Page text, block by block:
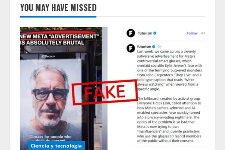
YOU MAY HAVE MISSED
Ciencia y tecnologia